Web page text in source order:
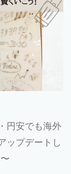
円安でも海外
ップデートし